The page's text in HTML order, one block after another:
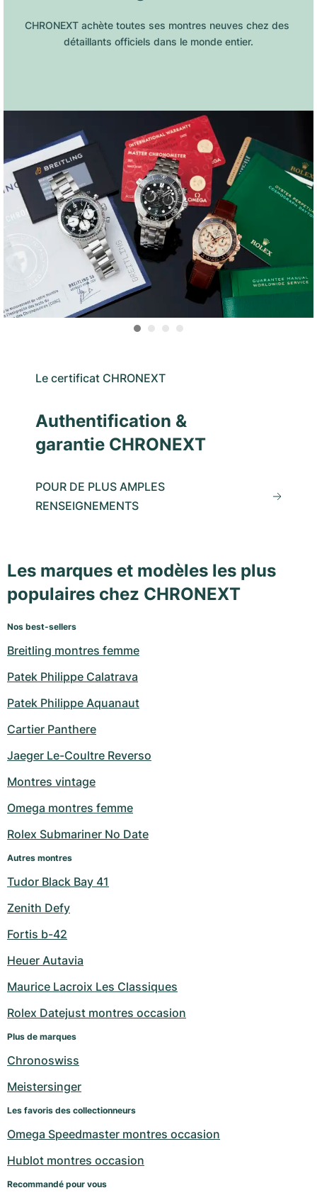
CHRONEXT achète toutes ses montres neuves chez des
détaillants officiels dans le monde entier.
Le certificat CHRONEXT
Authentification &
garantie CHRONEXT
POUR DE PLUS AMPLES
RENSEIGNEMENTS
Les marques et modèles les plus
populaires chez CHRONEXT
Nos best-sellers
Breitling montres femme
Patek Philippe Calatrava
Patek Philippe Aquanaut
Cartier Panthere
Jaeger Le-Coultre Reverso
Montres vintage
Omega montres femme
Rolex Submariner No Date
Autres montres
Tudor Black Bay 41
Zenith Defy
Fortis b-42
Heuer Autavia
Maurice Lacroix Les Classiques
Rolex Datejust montres occasion
Plus de marques
Chronoswiss
Meistersinger
Les favoris des collectionneurs
Omega Speedmaster montres occasion
Hublot montres occasion
Recommandé pour vous